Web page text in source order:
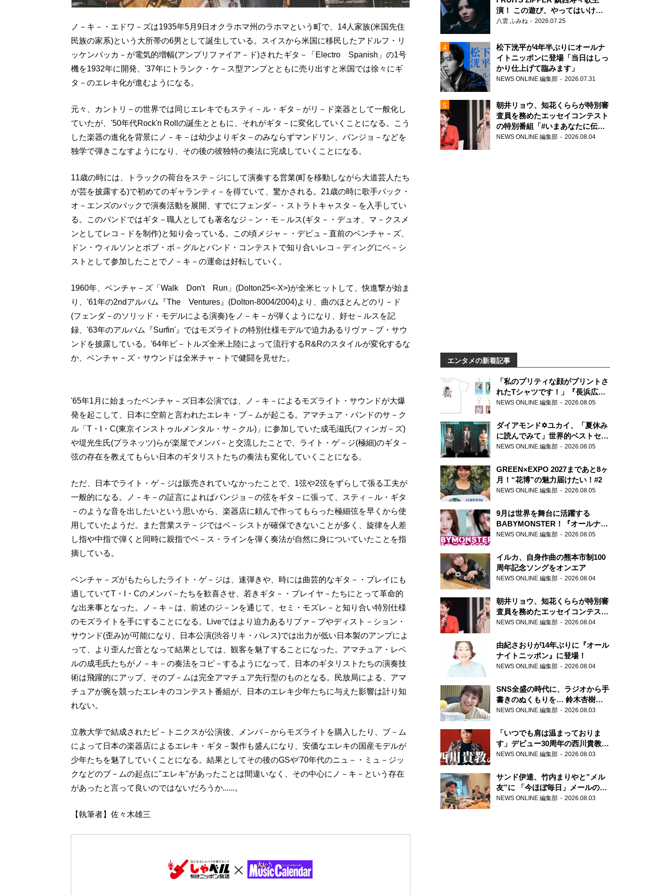
ノ－キ－・エドワ－ズは1935年5月9日オクラホマ州のラホマという町で、14人家族(米国先住
民族の家系)という大所帯の6男として誕生している。スイスから米国に移民したアドルフ・リ
ッケンバッカ－が電気的増幅(アンプリファイア－ド)されたギタ－「Electro Spanish」の1号
機を1932年に開発、'37年にトランク・ケ－ス型アンプとともに売り出すと米国では徐々にギ
タ－のエレキ化が進むようになる。
元々、カントリ－の世界では同じエレキでもスティ－ル・ギタ－がリ－ド楽器として一般化し
ていたが、'50年代Rock'n Rollの誕生とともに、それがギタ－に変化していくことになる。こう
した楽器の進化を背景にノ－キ－は幼少よりギタ－のみならずマンドリン、バンジョ－などを
独学で弾きこなすようになり、その後の彼独特の奏法に完成していくことになる。
11歳の時には、トラックの荷台をステ－ジにして演奏する営業(町を移動しながら大道芸人たち
が芸を披露する)で初めてのギャランティ－を得ていて、驚かされる。21歳の時に歌手バック・
オ－エンズのバックで演奏活動を展開、すでにフェンダ－・ストラトキャスタ－を入手してい
る。このバンドではギタ－職人としても著名なジ－ン・モ－ルス(ギタ－・デュオ、マ－クスメ
ンとしてレコ－ドを制作)と知り会っている。この頃メジャ－・デビュ－直前のベンチャ－ズ、
ドン・ウィルソンとボブ・ボ－グルとバンド・コンテストで知り合いレコ－ディングにベ－シ
ストとして参加したことでノ－キ－の運命は好転していく。
1960年、ベンチャ－ズ「Walk Don't Run」(Dolton25<-X>)が全米ヒットして、快進撃が始ま
り、'61年の2ndアルバム『The Ventures』(Dolton-8004/2004)より、曲のほとんどのリ－ド
(フェンダ－のソリッド・モデルによる演奏)をノ－キ－が弾くようになり、好セ－ルスを記
録、'63年のアルバム『Surfin'』ではモズライトの特別仕様モデルで迫力あるリヴァ－ブ・サウ
ンドを披露している。'64年ビ－トルズ全米上陸によって流行するR&Rのスタイルが変化するな
か、ベンチャ－ズ・サウンドは全米チャ－トで健闘を見せた。
'65年1月に始まったベンチャ－ズ日本公演では、ノ－キ－によるモズライト・サウンドが大爆
発を起こして、日本に空前と言われたエレキ・ブ－ムが起こる。アマチュア・バンドのサ－ク
ル「T・I・C(東京インストゥルメンタル・サ－クル)」に参加していた成毛滋氏(フィンガ－ズ)
や堤光生氏(プラネッツ)らが楽屋でメンバ－と交流したことで、ライト・ゲ－ジ(極細)のギタ－
弦の存在を教えてもらい日本のギタリストたちの奏法も変化していくことになる。
ただ、日本でライト・ゲ－ジは販売されていなかったことで、1弦や2弦をずらして張る工夫が
一般的になる。ノ－キ－の証言によればバンジョ－の弦をギタ－に張って、スティ－ル・ギタ
－のような音を出したいという思いから、楽器店に頼んで作ってもらった極細弦を早くから使
用していたようだ。また営業ステ－ジではベ－シストが確保できないことが多く、旋律を人差
し指や中指で弾くと同時に親指でベ－ス・ラインを弾く奏法が自然に身についていたことを指
摘している。
ベンチャ－ズがもたらしたライト・ゲ－ジは、速弾きや、時には曲芸的なギタ－・プレイにも
適していてT・I・Cのメンバ－たちを歓喜させ、若きギタ－・プレイヤ－たちにとって革命的
な出来事となった。ノ－キ－は、前述のジ－ンを通じて、セミ・モズレ－と知り合い特別仕様
のモズライトを手にすることになる。Liveではより迫力あるリブァ－ブやディスト－ション・
サウンド(歪み)が可能になり、日本公演(渋谷リキ・パレス)では出力が低い日本製のアンプによ
って、より歪んだ音となって結果としては、観客を魅了することになった。アマチュア・レベ
ルの成毛氏たちがノ－キ－の奏法をコピ－するようになって、日本のギタリストたちの演奏技
術は飛躍的にアップ、そのブ－ムは完全アマチュア先行型のものとなる。民放局による、アマ
チュアが腕を競ったエレキのコンテスト番組が、日本のエレキ少年たちに与えた影響は計り知
れない。
立教大学で結成されたビ－トニクスが公演後、メンバ－からモズライトを購入したり、ブ－ム
によって日本の楽器店によるエレキ・ギタ－製作も盛んになり、安価なエレキの国産モデルが
少年たちを魅了していくことになる。結果としてその後のGSや'70年代のニュ－・ミュ－ジッ
クなどのブ－ムの起点に"エレキ"があったことは間違いなく、その中心にノ－キ－という存在
があったと言って良いのではないだろうか......。
【執筆者】佐々木雄三
演！ この遊び、やってはいけま
せん。
八雲 ふみね 2026.07.25
松下洸平が4年半ぶりにオールナ
イトニッポンに登場「当日はしっ
かり仕上げて臨みます」
NEWS ONLINE 編集部 2026.07.31
朝井リョウ、知花くららが特別審
査員を務めたエッセイコンテスト
の特別番組「#いまあなたに伝え
たいこと」
NEWS ONLINE 編集部 2026.08.04
エンタメの新着記事
「私のプリティな顔がプリントさ
れたTシャツです！」『長浜広奈
天下無双』初の番組グッズ発売
NEWS ONLINE 編集部 2026.08.05
ダイアモンド✡ユカイ、「夏休み
に読んでみて」世界的ベストセラ
ー『アナスタシア』を紹介
NEWS ONLINE 編集部 2026.08.05
GREEN×EXPO 2027まであと8ヶ
月！“花博”の魅力届けたい！#2
NEWS ONLINE 編集部 2026.08.05
9月は世界を舞台に活躍する
BABYMONSTER！『オールナイ
トニッポンPODCAST』月替わり
NEWS ONLINE 編集部 2026.08.05
イルカ、自身作曲の熊本市制100
周年記念ソングをオンエア
NEWS ONLINE 編集部 2026.08.04
朝井リョウ、知花くららが特別審
査員を務めたエッセイコンテスト
の特別番組「#いまあなたに伝え
NEWS ONLINE 編集部 2026.08.04
由紀さおりが14年ぶりに『オール
ナイトニッポン』に登場！
NEWS ONLINE 編集部 2026.08.04
SNS全盛の時代に、ラジオから手
書きのぬくもりを… 鈴木杏樹の
直筆はがきが届く！
郵便局
NEWS ONLINE 編集部 2026.08.03
「いつでも肩は温まっておりま
す」デビュー30周年の西川貴教が
『オールナイトニッポン』に登
NEWS ONLINE 編集部 2026.08.03
サンド伊達、竹内まりやと”メル
友”に 「今ほぼ毎日」メールのや
り取り明かす
NEWS ONLINE 編集部 2026.08.03